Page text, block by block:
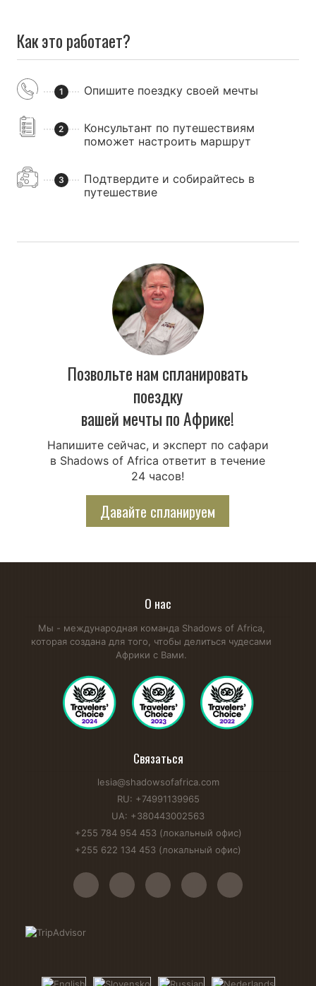
Как это работает?
1 Опишите поездку своей мечты
2
Консультант по путешествиям
поможет настроить маршрут
3
Подтвердите и собирайтесь в
путешествие
Позвольте нам спланировать
поездку
вашей мечты по Африке!
Напишите сейчас, и эксперт по сафари
в Shadows of Africa ответит в течение
24 часов!
Давайте спланируем
О нас
Мы - международная команда Shadows of Africa,
которая создана для того, чтобы делиться чудесами
Африки с Вами.
Связаться
lesia@shadowsofafrica.com
RU: +74991139965
UA: +380443002563
+255 784 954 453 (локальный офис)
+255 622 134 453 (локальный офис)